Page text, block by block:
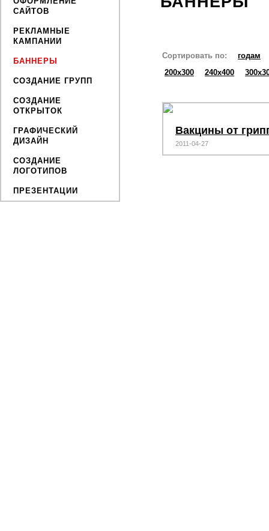
САЙТОВ
РЕКЛАМНЫЕ
КАМПАНИИ
БАННЕРЫ
СОЗДАНИЕ ГРУПП
СОЗДАНИЕ
ОТКРЫТОК
ГРАФИЧЕСКИЙ
ДИЗАЙН
СОЗДАНИЕ
ЛОГОТИПОВ
ПРЕЗЕНТАЦИИ
Сортировать по:
годам
200x300
240x400
Вакцины от
2011-04-27